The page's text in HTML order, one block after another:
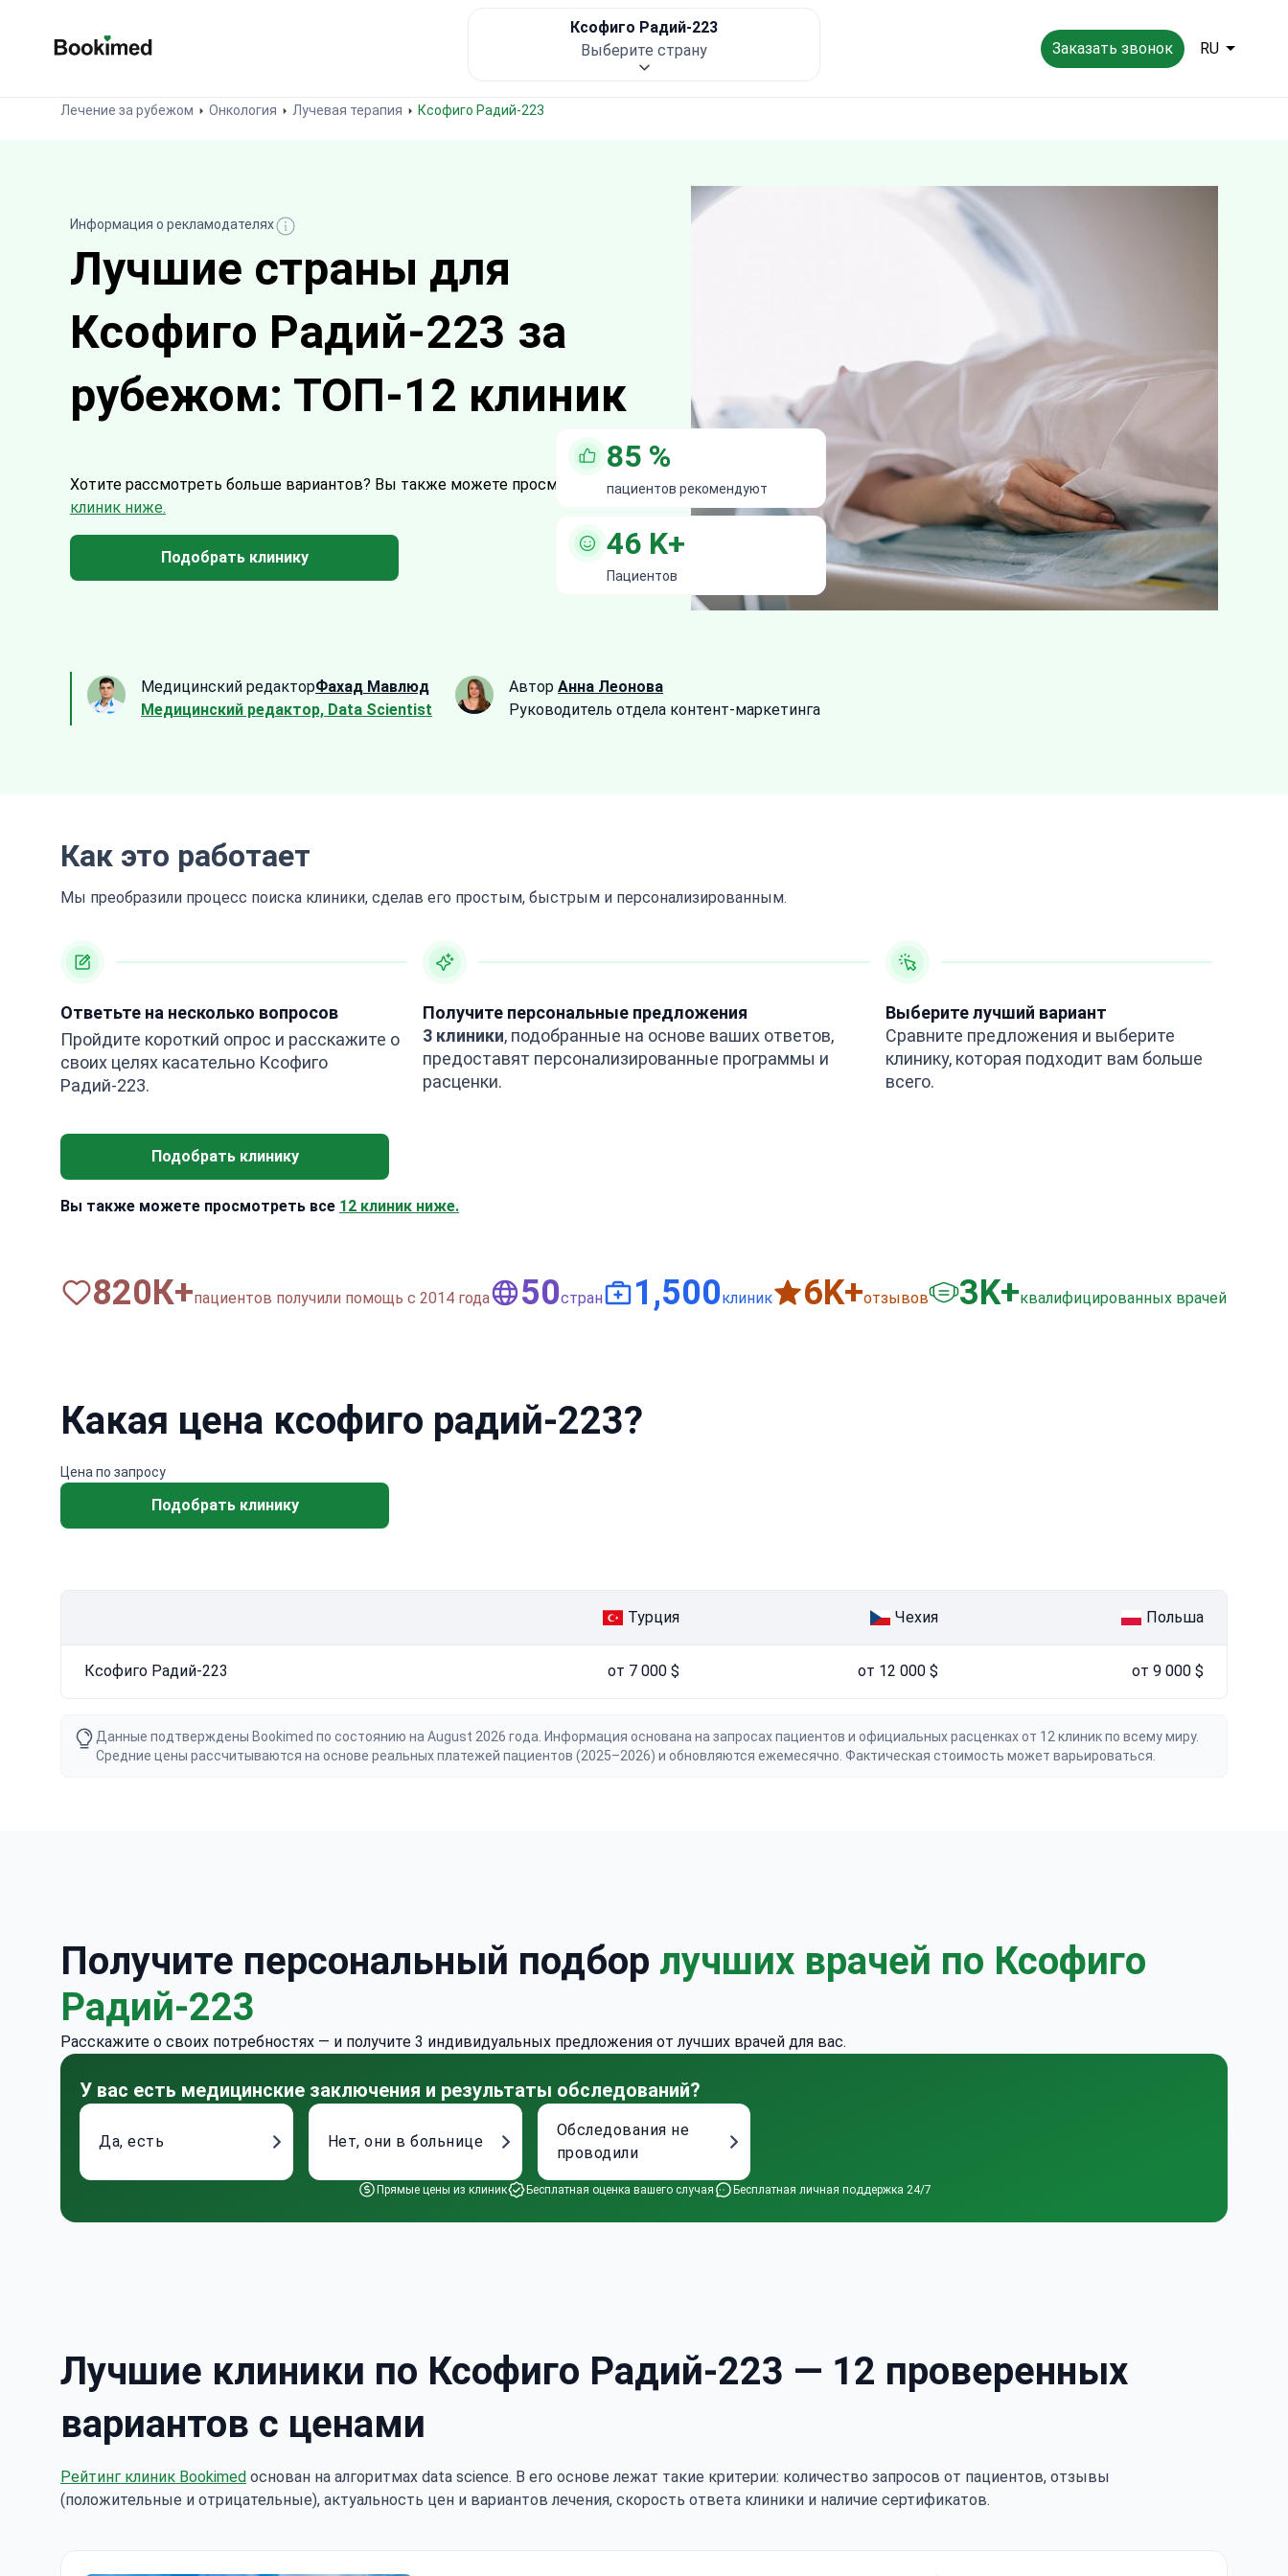
Заказать звонок RU
Лечение за рубежом Онкология Лучевая терапия Ксофиго Радий-223
Ксофиго Радий-223
Выберите страну
Информация о рекламодателях
Лучшие страны для
Ксофиго Радий-223 за
рубежом: ТОП-12 клиник
Хотите рассмотреть больше вариантов? Вы также можете просмотреть все12
клиник ниже.
Подобрать клинику
85 %
пациентов рекомендуют
46 K+
Пациентов
Медицинский редакторФахад Мавлюд
Медицинский редактор, Data Scientist
Автор Анна Леонова
Руководитель отдела контент-маркетинга
Как это работает
Мы преобразили процесс поиска клиники, сделав его простым, быстрым и персонализированным.
Ответьте на несколько вопросов
Пройдите короткий опрос и расскажите о
своих целях касательно Ксофиго
Радий-223.
Получите персональные предложения
3 клиники, подобранные на основе ваших ответов,
предоставят персонализированные программы и
расценки.
Выберите лучший вариант
Сравните предложения и выберите
клинику, которая подходит вам больше
всего.
Подобрать клинику
Вы также можете просмотреть все 12 клиник ниже.
820К+пациентов получили помощь с 2014 года 50стран 1,500клиник 6K+отзывов 3K+квалифицированных врачей
Какая цена ксофиго радий-223?
Цена по запросу
Подобрать клинику
Турция Чехия Польша
Ксофиго Радий-223 от 7 000 $ от 12 000 $ от 9 000 $
Данные подтверждены Bookimed по состоянию на August 2026 года. Информация основана на запросах пациентов и официальных расценках от 12 клиник по всему миру.
Средние цены рассчитываются на основе реальных платежей пациентов (2025–2026) и обновляются ежемесячно. Фактическая стоимость может варьироваться.
Получите персональный подбор лучших врачей по Ксофиго
Радий-223
Расскажите о своих потребностях — и получите 3 индивидуальных предложения от лучших врачей для вас.
У вас есть медицинские заключения и результаты обследований?
Да, есть Нет, они в больнице
Обследования не
проводили
Прямые цены из клиник Бесплатная оценка вашего случая Бесплатная личная поддержка 24/7
Лучшие клиники по Ксофиго Радий-223 — 12 проверенных
вариантов с ценами
Рейтинг клиник Bookimed основан на алгоритмах data science. В его основе лежат такие критерии: количество запросов от пациентов, отзывы
(положительные и отрицательные), актуальность цен и вариантов лечения, скорость ответа клиники и наличие сертификатов.